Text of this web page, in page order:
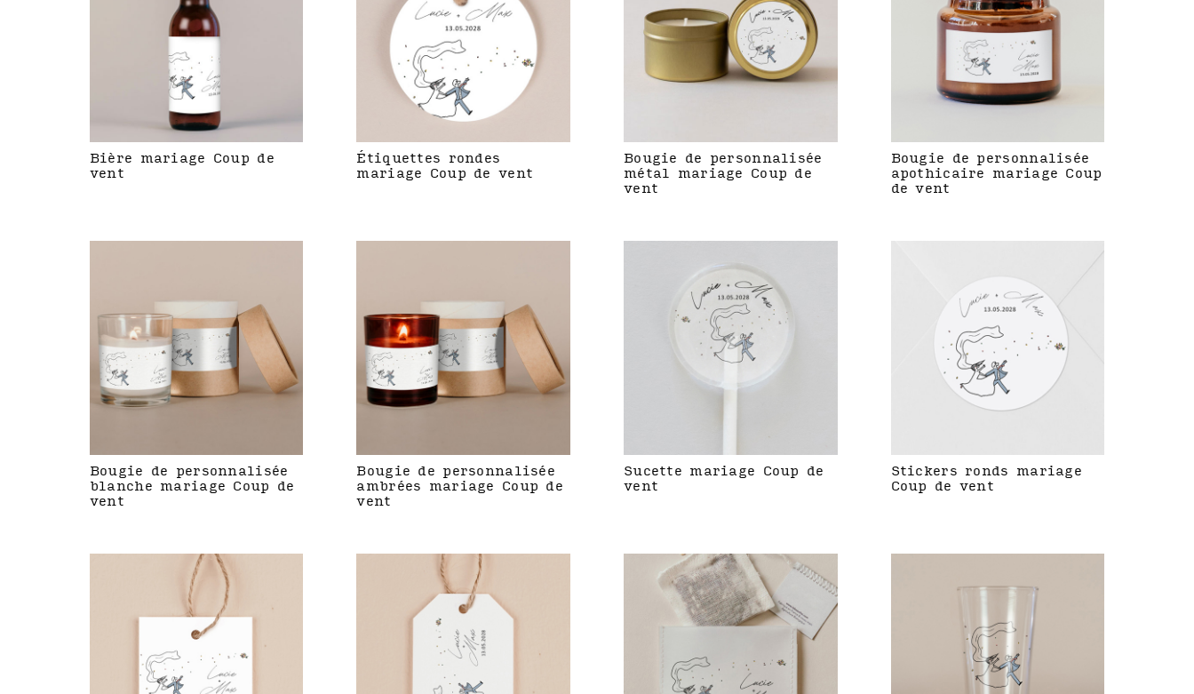
Bière mariage Coup de
vent
Étiquettes rondes
mariage Coup de vent
Bougie de personnalisée
métal mariage Coup de
vent
Bougie de personnalisée
apothicaire mariage Coup
de vent
Bougie de personnalisée
blanche mariage Coup de
vent
Bougie de personnalisée
ambrées mariage Coup de
vent
Sucette mariage Coup de
vent
Stickers ronds mariage
Coup de vent